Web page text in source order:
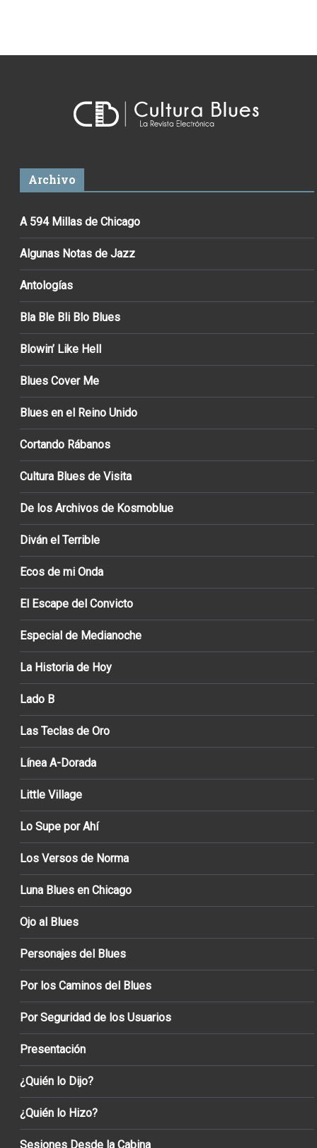
Archivo
A 594 Millas de Chicago
Algunas Notas de Jazz
Antologías
Bla Ble Bli Blo Blues
Blowin’ Like Hell
Blues Cover Me
Blues en el Reino Unido
Cortando Rábanos
Cultura Blues de Visita
De los Archivos de Kosmoblue
Diván el Terrible
Ecos de mi Onda
El Escape del Convicto
Especial de Medianoche
La Historia de Hoy
Lado B
Las Teclas de Oro
Línea A-Dorada
Little Village
Lo Supe por Ahí
Los Versos de Norma
Luna Blues en Chicago
Ojo al Blues
Personajes del Blues
Por los Caminos del Blues
Por Seguridad de los Usuarios
Presentación
¿Quién lo Dijo?
¿Quién lo Hizo?
Sesiones Desde la Cabina